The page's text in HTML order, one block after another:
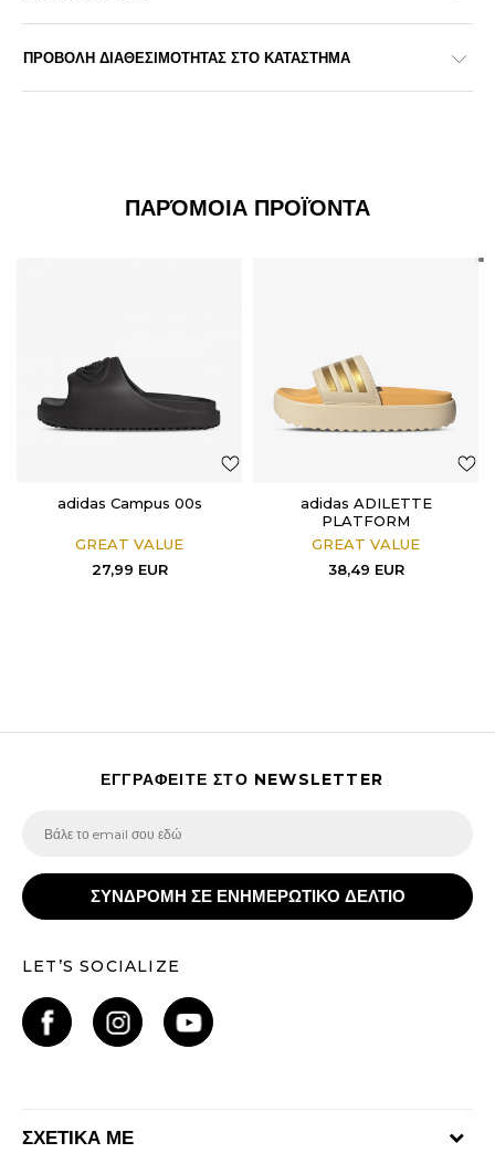
ΠΡΟΒΟΛΗ ΔΙΑΘΕΣΙΜΟΤΗΤΑΣ ΣΤΟ ΚΑΤΑΣΤΗΜΑ
ΠΑΡΌΜΟΙΑ ΠΡΟΪΌΝΤΑ
adidas Campus 00s
GREAT VALUE
27,99 EUR
adidas ADILETTE
PLATFORM
GREAT VALUE
38,49 EUR
ΕΓΓΡΑΦΕΙΤΕ ΣΤΟ NEWSLETTER
ΣΥΝΔΡΟΜΗ ΣΕ ΕΝΗΜΕΡΩΤΙΚΟ ΔΕΛΤΙΟ
LET’S SOCIALIZE
ΣΧΕΤΙΚΑ ΜΕ